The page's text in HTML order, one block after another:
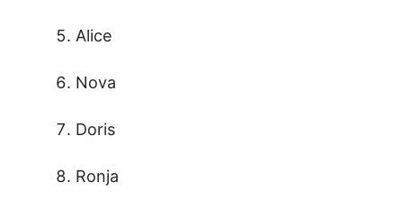
Alice
Nova
Doris
Ronja